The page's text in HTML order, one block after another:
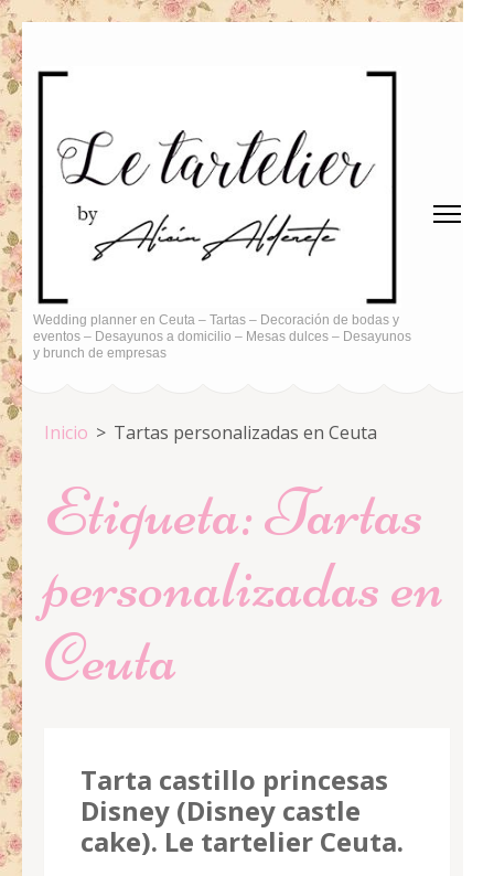
Saltar
al
(presiona
la
tecla
Wedding planner en Ceuta – Tartas – Decoración de bodas y
eventos – Desayunos a domicilio – Mesas dulces – Desayunos
y brunch de empresas
Inicio > Tartas personalizadas en Ceuta
Etiqueta:Tartas
personalizadas en
Ceuta
Tarta castillo princesas
Disney (Disney castle
cake). Le tartelier Ceuta.